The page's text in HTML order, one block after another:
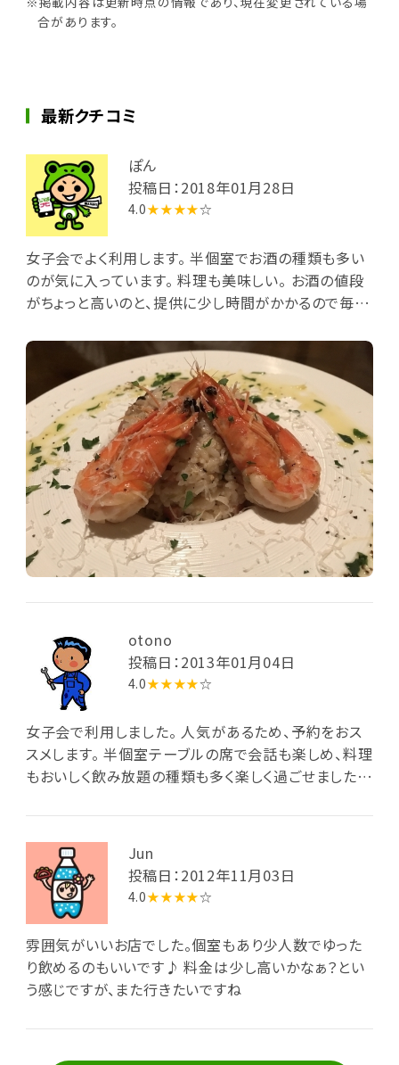
合があります。
最新クチコミ
ぽん
投稿日：2018年01月28日
4.0★★★★☆
女子会でよく利用します。 半個室でお酒の種類も多い
のが気に入っています。 料理も美味しい。 お酒の値段
がちょっと高いのと、提供に少し時間がかかるので毎回
otono
投稿日：2013年01月04日
4.0★★★★☆
女子会で利用しました。 人気があるため、予約をおス
スメします。 半個室テーブルの席で会話も楽しめ、料理
もおいしく飲み放題の種類も多く楽しく過ごせました。
が、残念でした。 ただ、お客さんの数に対してトイレの
数が足りない気がします。 並ばないと入れませんでし
た。
Jun
投稿日：2012年11月03日
4.0★★★★☆
雰囲気がいいお店でした。個室もあり少人数でゆった
り飲めるのもいいです♪ 料金は少し高いかなぁ？とい
う感じですが、また行きたいですね